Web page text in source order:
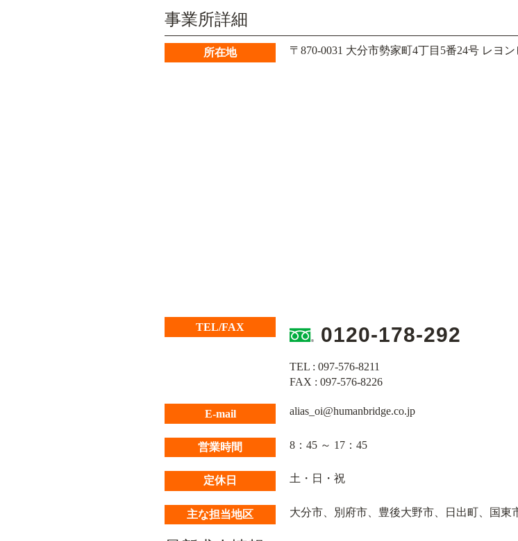
事業所詳細
所在地 〒870-0031 大分市勢家町4丁目5番24号 レヨン
TEL/FAX 0120-178-292
TEL : 097-576-8211
FAX : 097-576-8226
E-mail alias_oi@humanbridge.co.jp
営業時間 8：45 ～ 17：45
定休日 土・日・祝
主な担当地区 大分市、別府市、豊後大野市、日出町、国東